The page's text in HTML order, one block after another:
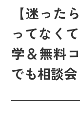
【迷った
ってなく
学＆無料
でも相談会